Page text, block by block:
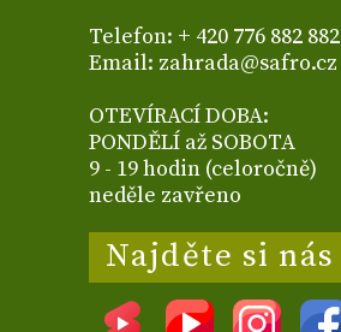
Telefon: + 420 776 882 882
Email: zahrada@safro.cz
OTEVÍRACÍ DOBA:
PONDĚLÍ až SOBOTA
9 - 19 hodin (celoročně)
neděle zavřeno
Najděte si nás